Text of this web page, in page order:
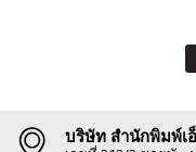
บริษัท สำนักพิมพ์เ